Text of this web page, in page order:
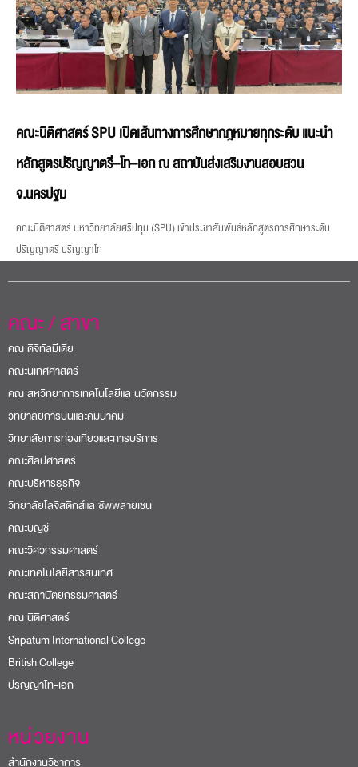
คณะนิติศาสตร์ SPU เปิดเส้นทางการศึกษากฎหมายทุกระดับ แนะนำ
หลักสูตรปริญญาตรี–โท–เอก ณ สถาบันส่งเสริมงานสอบสวน
จ.นครปฐม
คณะนิติศาสตร์ มหาวิทยาลัยศรีปทุม (SPU) เข้าประชาสัมพันธ์หลักสูตรการศึกษาระดับ
ปริญญาตรี ปริญญาโท
คณะ / สาขา
คณะดิจิทัลมีเดีย
คณะนิเทศศาสตร์
คณะสหวิทยาการเทคโนโลยีและนวัตกรรม
วิทยาลัยการบินและคมนาคม
วิทยาลัยการท่องเที่ยวและการบริการ
คณะศิลปศาสตร์
คณะบริหารธุรกิจ
วิทยาลัยโลจิสติกส์และซัพพลายเชน
คณะบัญชี
คณะวิศวกรรมศาสตร์
คณะเทคโนโลยีสารสนเทศ
คณะสถาปัตยกรรมศาสตร์
คณะนิติศาสตร์
Sripatum International College
British College
ปริญญาโท-เอก
หน่วยงาน
สำนักงานวิชาการ